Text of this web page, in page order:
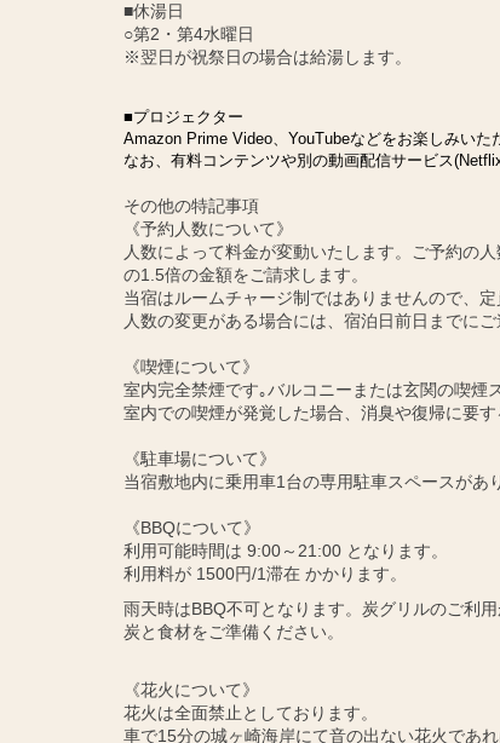
■休湯日
○第2・第4水曜日
※翌日が祝祭日の場合は給湯します。
■プロジェクター
Amazon Prime Video、YouTubeなどをお楽しみいた
なお、有料コンテンツや別の動画配信サービス
その他の特記事項
《予約人数について》
人数によって料金が変動いたします。ご予約の
の1.5倍の金額をご請求します。
当宿はルームチャージ制ではありませんので、
人数の変更がある場合には、宿泊日前日までにご
《喫煙について》
室内完全禁煙です｡バルコニーまたは玄関の喫煙
室内での喫煙が発覚した場合、消臭や復帰に要す
《駐車場について》
当宿敷地内に乗用車1台の専用駐車スペースがあ
《BBQについて》
利用可能時間は 9:00～21:00 となります。
利用料が 1500円/1滞在 かかります。
雨天時はBBQ不可となります。炭グリルのご利用
炭と食材をご準備ください。
《花火について》
花火は全面禁止としております。
車で15分の城ヶ崎海岸にて音の出ない花火であ